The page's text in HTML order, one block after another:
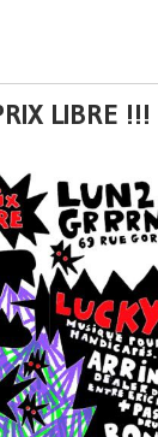
LIBRE !!!